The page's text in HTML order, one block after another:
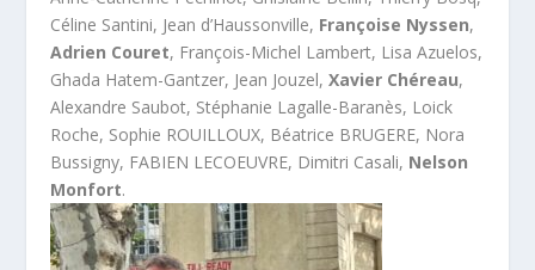
Céline Santini, Jean d’Haussonville, Françoise Nyssen,
Adrien Couret, François-Michel Lambert, Lisa Azuelos,
Ghada Hatem-Gantzer, Jean Jouzel,Xavier Chéreau,
Alexandre Saubot, Stéphanie Lagalle-Baranès, Loick
Roche, Sophie ROUILLOUX, Béatrice BRUGERE, Nora
Bussigny, FABIEN LECOEUVRE, Dimitri Casali, Nelson
Monfort.